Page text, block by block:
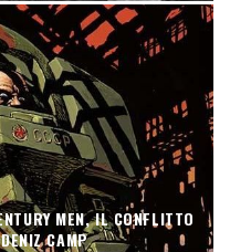
MEN, IL CONFLITTO
CAMP